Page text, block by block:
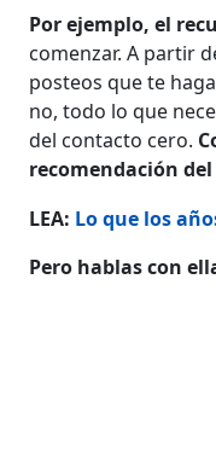
Por ejemplo, el
comenzar. A partir
posteos que te
no, todo lo que
del contacto cero.
recomendación
LEA: Lo que los
Pero hablas con